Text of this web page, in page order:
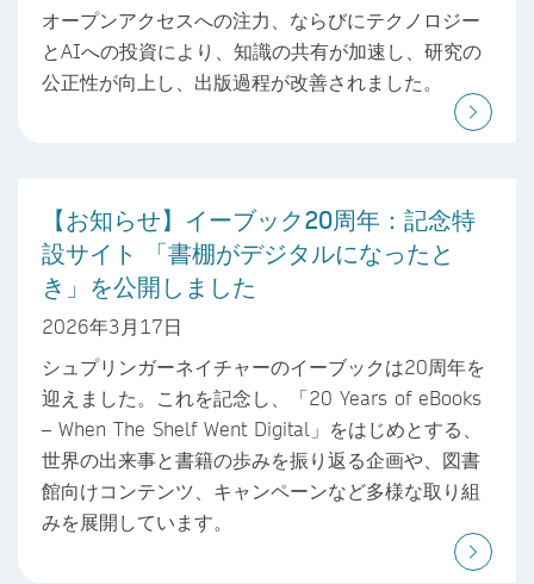
オープンアクセスへの注力、ならびにテクノロジー
とAIへの投資により、知識の共有が加速し、研究の
公正性が向上し、出版過程が改善されました。
【お知らせ】イーブック20周年：記念特
設サイト 「書棚がデジタルになったと
き」を公開しました
2026年3月17日
シュプリンガーネイチャーのイーブックは20周年を
迎えました。これを記念し、「20 Years of eBooks
– When The Shelf Went Digital」をはじめとする、
世界の出来事と書籍の歩みを振り返る企画や、図書
館向けコンテンツ、キャンペーンなど多様な取り組
みを展開しています。